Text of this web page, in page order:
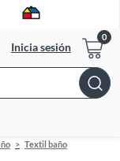
Inicia sesión
Textil baño